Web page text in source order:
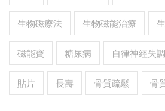
生物磁療法 生物磁能治療
磁能寶 糖尿病 自律神經失調
貼片 長壽 骨質疏鬆 骨